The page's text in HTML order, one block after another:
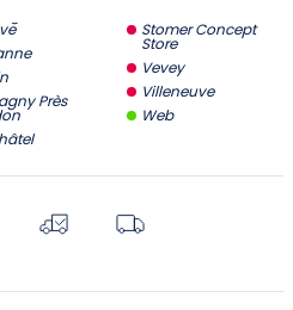
Près
Stomer Concept
Store
Vevey
Villeneuve
Web